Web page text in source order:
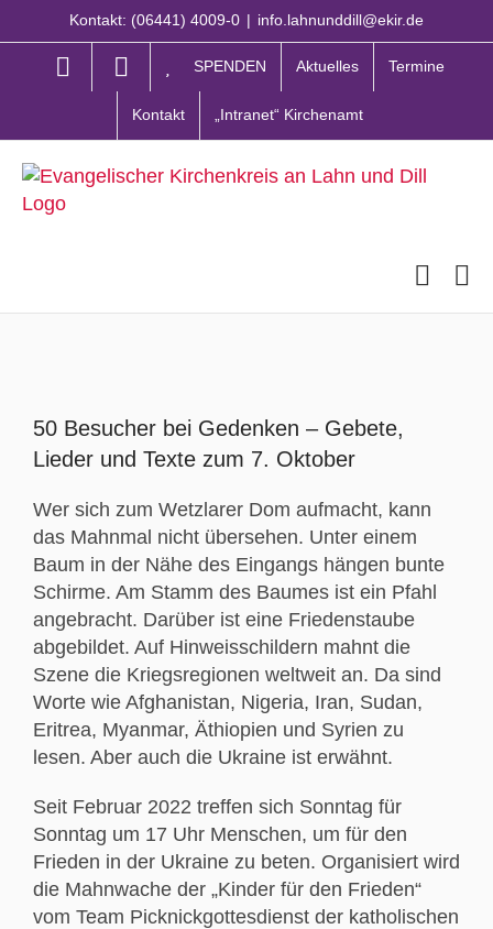
Inhalt
Kontakt: (06441) 4009-0 | info.lahnunddill@ekir.de
SPENDEN Aktuelles Termine
Kontakt „Intranet“ Kirchenamt
grösseres
Bild
50 Besucher bei Gedenken – Gebete,
Lieder und Texte zum 7. Oktober
Wer sich zum Wetzlarer Dom aufmacht, kann
das Mahnmal nicht übersehen. Unter einem
Baum in der Nähe des Eingangs hängen bunte
Schirme. Am Stamm des Baumes ist ein Pfahl
angebracht. Darüber ist eine Friedenstaube
abgebildet. Auf Hinweisschildern mahnt die
Szene die Kriegsregionen weltweit an. Da sind
Worte wie Afghanistan, Nigeria, Iran, Sudan,
Eritrea, Myanmar, Äthiopien und Syrien zu
lesen. Aber auch die Ukraine ist erwähnt.
Seit Februar 2022 treffen sich Sonntag für
Sonntag um 17 Uhr Menschen, um für den
Frieden in der Ukraine zu beten. Organisiert wird
die Mahnwache der „Kinder für den Frieden“
vom Team Picknickgottesdienst der katholischen